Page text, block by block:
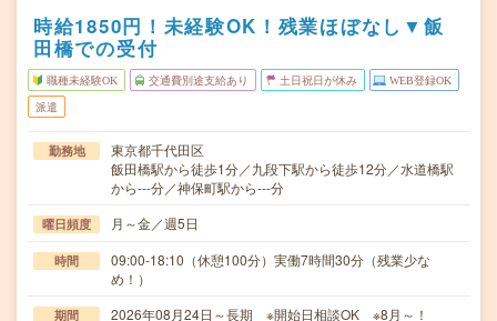
時給1850円！未経験OK！残業ほぼなし▼飯
田橋での受付
職種未経験OK 交通費別途支給あり 土日祝日が休み WEB登録OK
派遣
勤務地
東京都千代田区
飯田橋駅から徒歩1分／九段下駅から徒歩12分／水道橋駅
から---分／神保町駅から---分
曜日頻度 月～金／週5日
時間
09:00-18:10（休憩100分）実働7時間30分（残業少な
め！）
期間 2026年08月24日～長期 ※開始日相談OK ※8月～！